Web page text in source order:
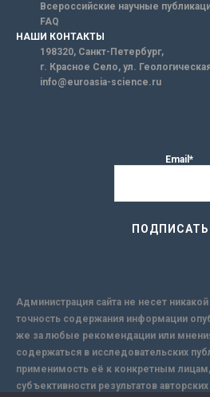
Всероссийские научные
FAQ
НАШИ КОНТАКТЫ
198320, Санкт-Петербург,
г. Красное Село, ул.
info@euroasia-science.ru
Email*
Администрация сайта не несет
точность содержания информации
же за любые рекомендации или
содержаться в исследовательских
применимость её к конкретным
субъективности результатов